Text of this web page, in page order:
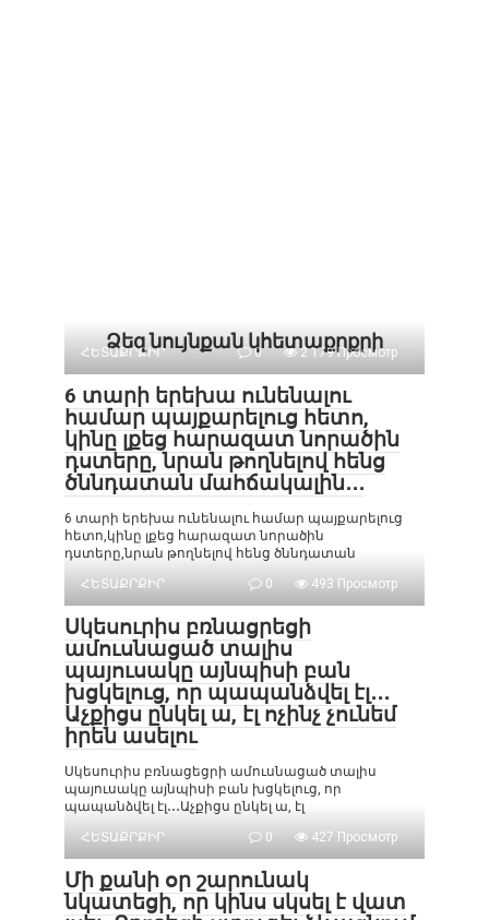
Ձեզ նույնքան կհետաքրքրի
ՀԵՏԱՔՐՔԻՐ 0 2 179 Просмотр
6 տարի երեխա ունենալու
համար պայքարելուց հետո,
կինը լքեց հարազատ նորածին
դստերը, նրան թողնելով հենց
ծննդատան մահճակալին․․․
6 տարի երեխա ունենալու համար պայքարելուց
հետո,կինը լքեց հարազատ նորածին
դստերը,նրան թողնելով հենց ծննդատան
ՀԵՏԱՔՐՔԻՐ
0 493 Просмотр
Սկեսուրիս բռնացրեցի
ամուսնացած տալիս
պայուսակը այնպիսի բան
խցկելուց, որ պապանձվել էլ․․․
Աչքիցս ընկել ա, էլ ոչինչ չունեմ
իրեն ասելու
Սկեսուրիս բռնացեցրի ամուսնացած տալիս
պայուսակը այնպիսի բան խցկելուց, որ
պապանձվել էլ․․․Աչքիցս ընկել ա, էլ
ՀԵՏԱՔՐՔԻՐ
0 427 Просмотр
Մի քանի օր շարունակ
նկատեցի, որ կինս սկսել է վատ